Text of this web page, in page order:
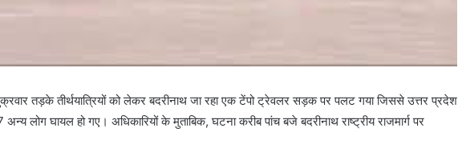
तड़के तीर्थयात्रियों को लेकर बदरीनाथ जा रहा एक टेंपो ट्रेवलर सड़क पर पलट गया जिससे उत्तर प्रदेश
अन्य लोग घायल हो गए। अधिकारियों के मुताबिक, घटना करीब पांच बजे बदरीनाथ राष्ट्रीय राजमार्ग पर